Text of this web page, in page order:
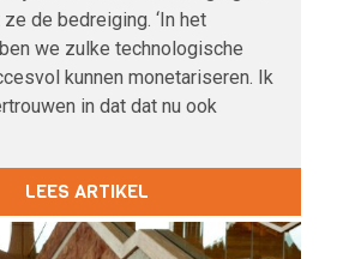
de bedreiging. ‘In het
we zulke technologische
kunnen monetariseren. Ik
in dat dat nu ook
LEES ARTIKEL